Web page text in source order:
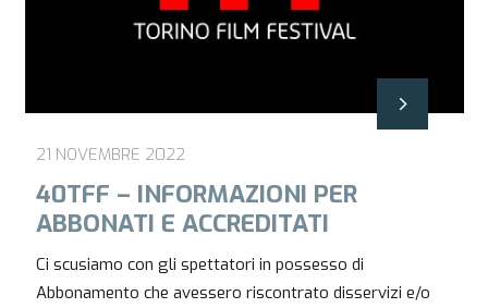
21 NOVEMBRE 2022
40TFF – INFORMAZIONI PER
ABBONATI E ACCREDITATI
Ci scusiamo con gli spettatori in possesso di
Abbonamento che avessero riscontrato disservizi e/o